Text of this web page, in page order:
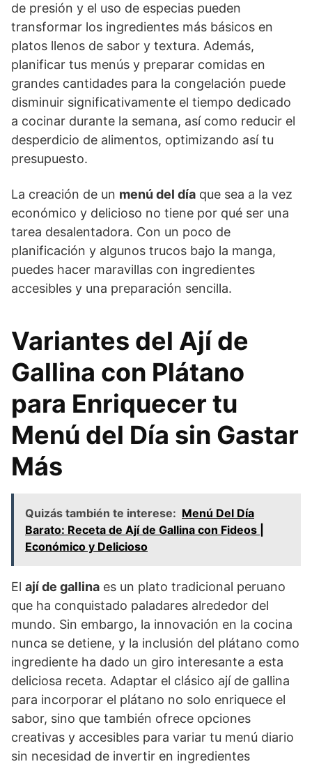
de presión y el uso de especias pueden
transformar los ingredientes más básicos en
platos llenos de sabor y textura. Además,
planificar tus menús y preparar comidas en
grandes cantidades para la congelación puede
disminuir significativamente el tiempo dedicado
a cocinar durante la semana, así como reducir el
desperdicio de alimentos, optimizando así tu
presupuesto.
La creación de un menú del día que sea a la vez
económico y delicioso no tiene por qué ser una
tarea desalentadora. Con un poco de
planificación y algunos trucos bajo la manga,
puedes hacer maravillas con ingredientes
accesibles y una preparación sencilla.
Variantes del Ají de
Gallina con Plátano
para Enriquecer tu
Menú del Día sin Gastar
Más
Quizás también te interese: Menú Del Día
Barato: Receta de Ají de Gallina con Fideos |
Económico y Delicioso
El ají de gallina es un plato tradicional peruano
que ha conquistado paladares alrededor del
mundo. Sin embargo, la innovación en la cocina
nunca se detiene, y la inclusión del plátano como
ingrediente ha dado un giro interesante a esta
deliciosa receta. Adaptar el clásico ají de gallina
para incorporar el plátano no solo enriquece el
sabor, sino que también ofrece opciones
creativas y accesibles para variar tu menú diario
sin necesidad de invertir en ingredientes